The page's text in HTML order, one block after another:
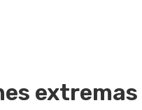
extremas